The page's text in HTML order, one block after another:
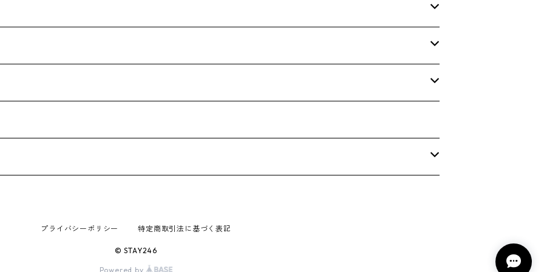
プライバシーポリシー 特定商取引法に基づく表記
© STAY246
Powered by